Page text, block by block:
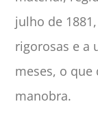
julho de
rigorosas e a
meses, o que
manobra.